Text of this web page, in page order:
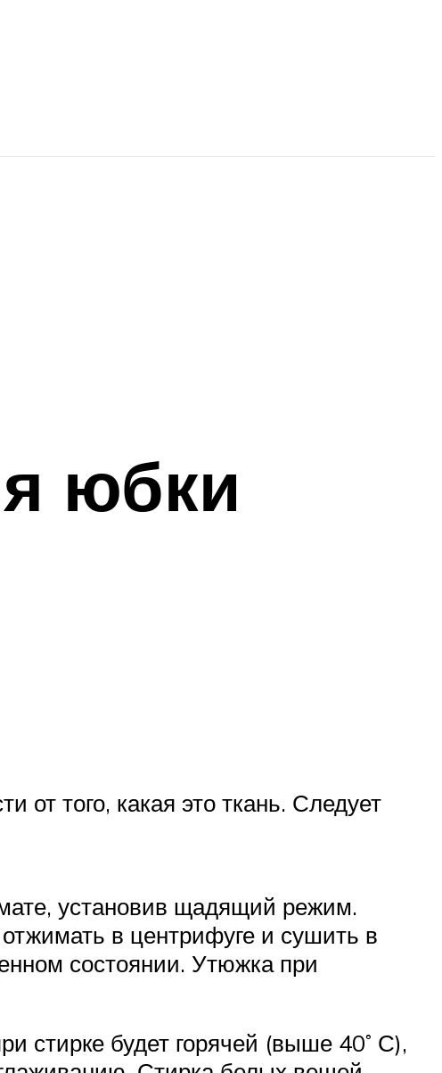
юбки
того, какая это ткань. Следует
установив щадящий режим.
в центрифуге и сушить в
состоянии. Утюжка при
стирке будет горячей (выше 40˚ С),